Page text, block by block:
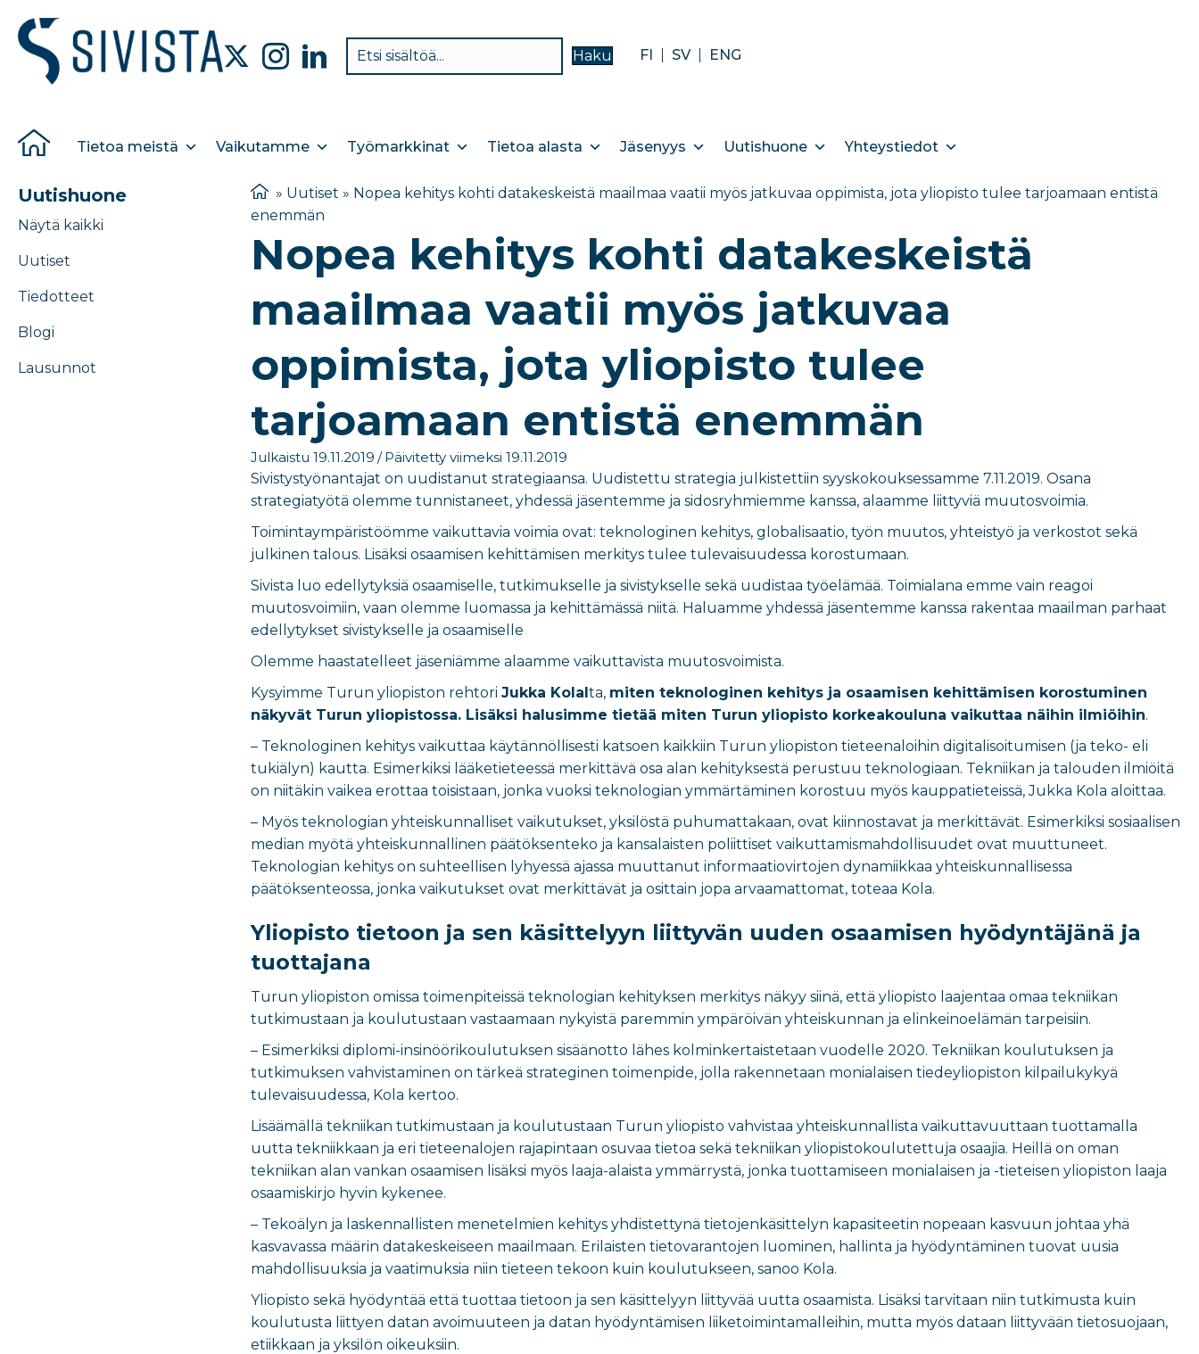
Haku FI SV ENG
Tietoa meistä Vaikutamme Työmarkkinat Tietoa alasta Jäsenyys Uutishuone Yhteystiedot
Uutishuone
Näytä kaikki
Uutiset
Tiedotteet
Blogi
Lausunnot
» Uutiset » Nopea kehitys kohti datakeskeistä maailmaa vaatii myös jatkuvaa oppimista, jota yliopisto tulee tarjoamaan entistä
enemmän
Nopea kehitys kohti datakeskeistä
maailmaa vaatii myös jatkuvaa
oppimista, jota yliopisto tulee
tarjoamaan entistä enemmän
Julkaistu 19.11.2019 / Päivitetty viimeksi 19.11.2019
Sivistystyönantajat on uudistanut strategiaansa. Uudistettu strategia julkistettiin syyskokouksessamme 7.11.2019. Osana
strategiatyötä olemme tunnistaneet, yhdessä jäsentemme ja sidosryhmiemme kanssa, alaamme liittyviä muutosvoimia.
Toimintaympäristöömme vaikuttavia voimia ovat: teknologinen kehitys, globalisaatio, työn muutos, yhteistyö ja verkostot sekä
julkinen talous. Lisäksi osaamisen kehittämisen merkitys tulee tulevaisuudessa korostumaan.
Sivista luo edellytyksiä osaamiselle, tutkimukselle ja sivistykselle sekä uudistaa työelämää. Toimialana emme vain reagoi
muutosvoimiin, vaan olemme luomassa ja kehittämässä niitä. Haluamme yhdessä jäsentemme kanssa rakentaa maailman parhaat
edellytykset sivistykselle ja osaamiselle
Olemme haastatelleet jäseniämme alaamme vaikuttavista muutosvoimista.
Kysyimme Turun yliopiston rehtori Jukka Kolalta, miten teknologinen kehitys ja osaamisen kehittämisen korostuminen
näkyvät Turun yliopistossa. Lisäksi halusimme tietää miten Turun yliopisto korkeakouluna vaikuttaa näihin ilmiöihin.
– Teknologinen kehitys vaikuttaa käytännöllisesti katsoen kaikkiin Turun yliopiston tieteenaloihin digitalisoitumisen (ja teko- eli
tukiälyn) kautta. Esimerkiksi lääketieteessä merkittävä osa alan kehityksestä perustuu teknologiaan. Tekniikan ja talouden ilmiöitä
on niitäkin vaikea erottaa toisistaan, jonka vuoksi teknologian ymmärtäminen korostuu myös kauppatieteissä, Jukka Kola aloittaa.
– Myös teknologian yhteiskunnalliset vaikutukset, yksilöstä puhumattakaan, ovat kiinnostavat ja merkittävät. Esimerkiksi sosiaalisen
median myötä yhteiskunnallinen päätöksenteko ja kansalaisten poliittiset vaikuttamismahdollisuudet ovat muuttuneet.
Teknologian kehitys on suhteellisen lyhyessä ajassa muuttanut informaatiovirtojen dynamiikkaa yhteiskunnallisessa
päätöksenteossa, jonka vaikutukset ovat merkittävät ja osittain jopa arvaamattomat, toteaa Kola.
Yliopisto tietoon ja sen käsittelyyn liittyvän uuden osaamisen hyödyntäjänä ja
tuottajana
Turun yliopiston omissa toimenpiteissä teknologian kehityksen merkitys näkyy siinä, että yliopisto laajentaa omaa tekniikan
tutkimustaan ja koulutustaan vastaamaan nykyistä paremmin ympäröivän yhteiskunnan ja elinkeinoelämän tarpeisiin.
– Esimerkiksi diplomi-insinöörikoulutuksen sisäänotto lähes kolminkertaistetaan vuodelle 2020. Tekniikan koulutuksen ja
tutkimuksen vahvistaminen on tärkeä strateginen toimenpide, jolla rakennetaan monialaisen tiedeyliopiston kilpailukykyä
tulevaisuudessa, Kola kertoo.
Lisäämällä tekniikan tutkimustaan ja koulutustaan Turun yliopisto vahvistaa yhteiskunnallista vaikuttavuuttaan tuottamalla
uutta tekniikkaan ja eri tieteenalojen rajapintaan osuvaa tietoa sekä tekniikan yliopistokoulutettuja osaajia. Heillä on oman
tekniikan alan vankan osaamisen lisäksi myös laaja-alaista ymmärrystä, jonka tuottamiseen monialaisen ja -tieteisen yliopiston laaja
osaamiskirjo hyvin kykenee.
– Tekoälyn ja laskennallisten menetelmien kehitys yhdistettynä tietojenkäsittelyn kapasiteetin nopeaan kasvuun johtaa yhä
kasvavassa määrin datakeskeiseen maailmaan. Erilaisten tietovarantojen luominen, hallinta ja hyödyntäminen tuovat uusia
mahdollisuuksia ja vaatimuksia niin tieteen tekoon kuin koulutukseen, sanoo Kola.
Yliopisto sekä hyödyntää että tuottaa tietoon ja sen käsittelyyn liittyvää uutta osaamista. Lisäksi tarvitaan niin tutkimusta kuin
koulutusta liittyen datan avoimuuteen ja datan hyödyntämisen liiketoimintamalleihin, mutta myös dataan liittyvään tietosuojaan,
etiikkaan ja yksilön oikeuksiin.